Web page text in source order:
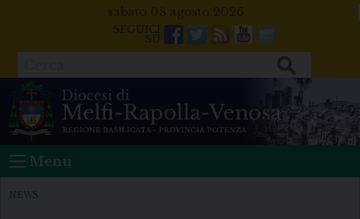
sabato 08 agosto 2026
Facebook
Twitter
FeedsYoutube
Mail
Menu
NEWS